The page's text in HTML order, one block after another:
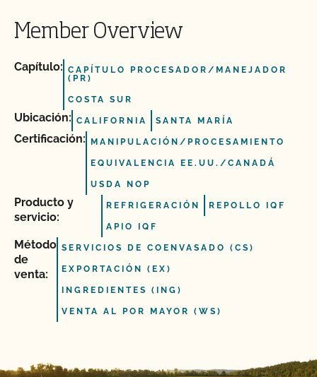
Member Overview
Capítulo: CAPÍTULO PROCESADOR/MANEJADOR
(PR)
COSTA SUR
Ubicación: CALIFORNIA SANTA MARÍA
Certificación: MANIPULACIÓN/PROCESAMIENTO
EQUIVALENCIA EE.UU./CANADÁ
USDA NOP
Producto y
servicio:
REFRIGERACIÓN REPOLLO IQF
APIO IQF
Método
de
venta:
SERVICIOS DE COENVASADO (CS)
EXPORTACIÓN (EX)
INGREDIENTES (ING)
VENTA AL POR MAYOR (WS)